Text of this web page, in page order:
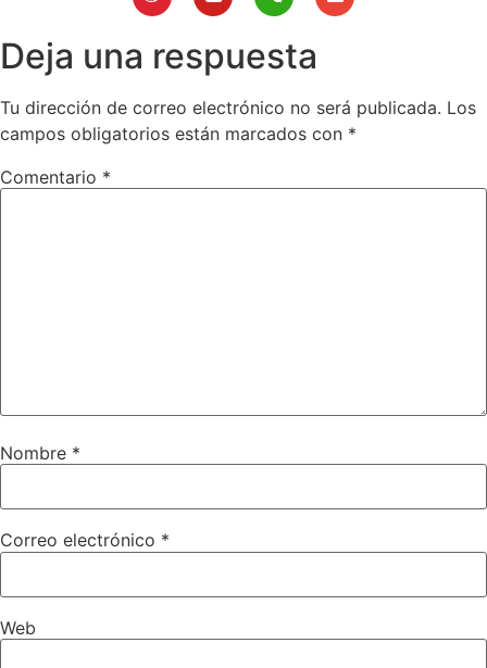
Deja una respuesta
Tu dirección de correo electrónico no será publicada. Los
campos obligatorios están marcados con *
Comentario *
Nombre *
Correo electrónico *
Web